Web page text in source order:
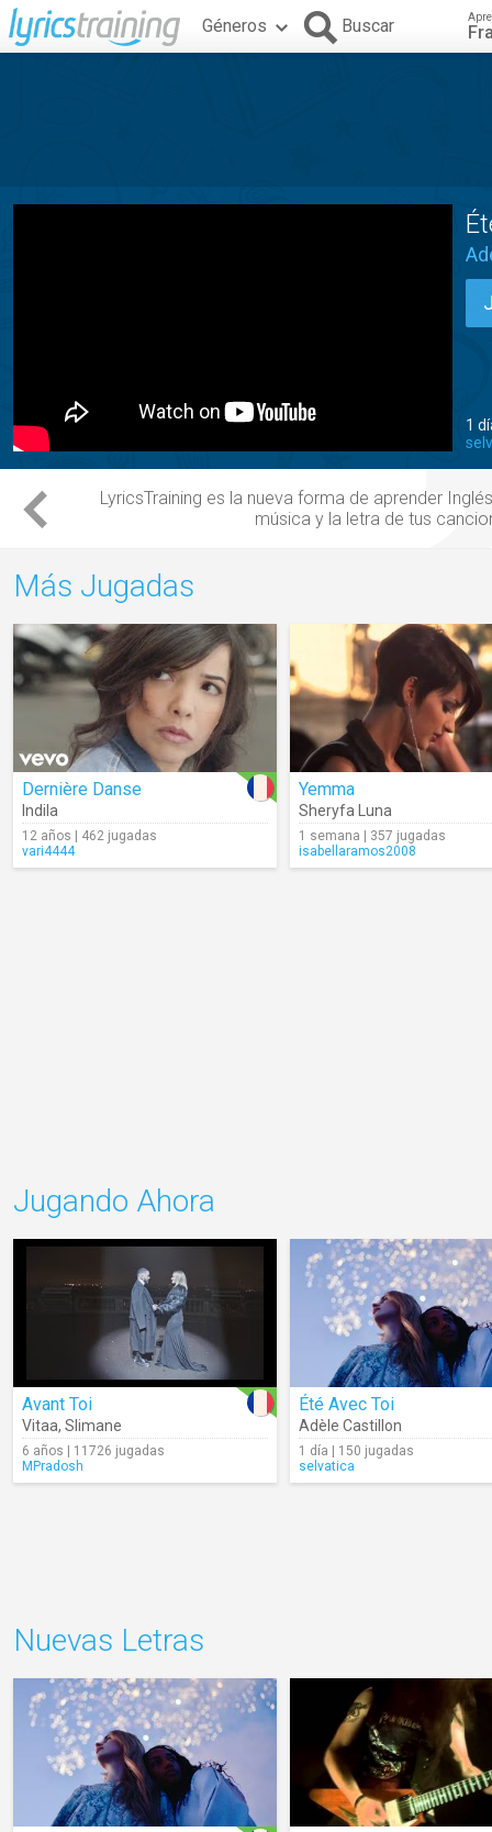
Géneros Buscar
1
LyricsTraining es la nueva forma de aprender Inglés
música y la letra de tus
Más Jugadas
Dernière Danse
Indila
12 años | 462 jugadas
vari4444
Yemma
Sheryfa Luna
1 semana | 357 jugadas
isabellaramos2008
Jugando Ahora
Avant Toi
Vitaa, Slimane
6 años | 11726 jugadas
MPradosh
Été Avec Toi
Adèle Castillon
1 día | 150 jugadas
selvatica
Nuevas Letras